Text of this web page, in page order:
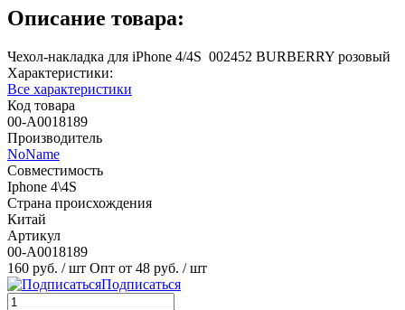
Описание товара:
Чехол-накладка для iPhone 4/4S 002452 BURBERRY розовый
Характеристики:
Все характеристики
Код товара
00-А0018189
Производитель
NoName
Совместимость
Iphone 4\4S
Страна происхождения
Китай
Артикул
00-А0018189
160 руб. / шт Опт от 48 руб. / шт
Подписаться